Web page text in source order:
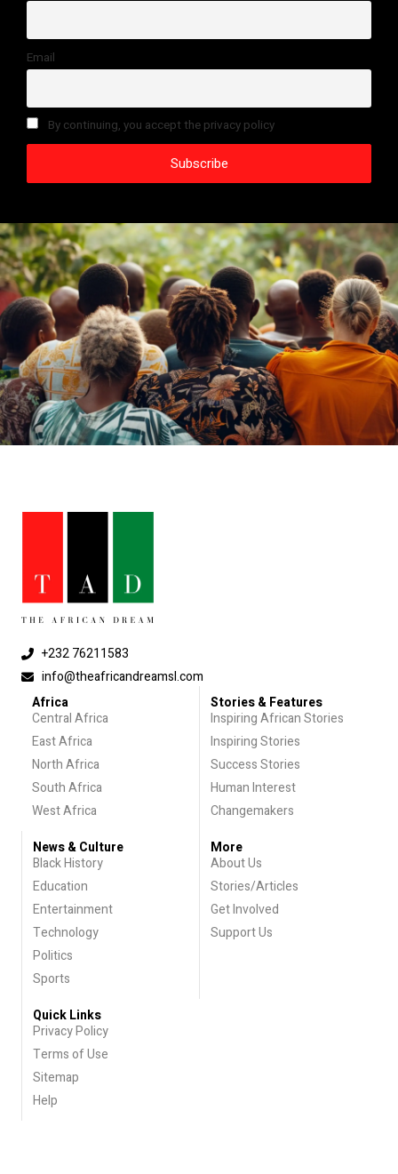
Email
By continuing, you accept the privacy policy
+232 76211583
info@theafricandreamsl.com
Africa
Central Africa
East Africa
North Africa
South Africa
West Africa
Stories & Features
Inspiring African Stories
Inspiring Stories
Success Stories
Human Interest
Changemakers
News & Culture
Black History
Education
Entertainment
Technology
Politics
Sports
More
About Us
Stories/Articles
Get Involved
Support Us
Quick Links
Privacy Policy
Terms of Use
Sitemap
Help